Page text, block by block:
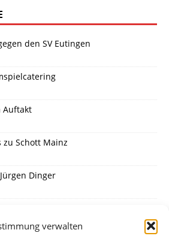
verwalten
den SV Eutingen
Auftakt
zu Schott Mainz
Dinger